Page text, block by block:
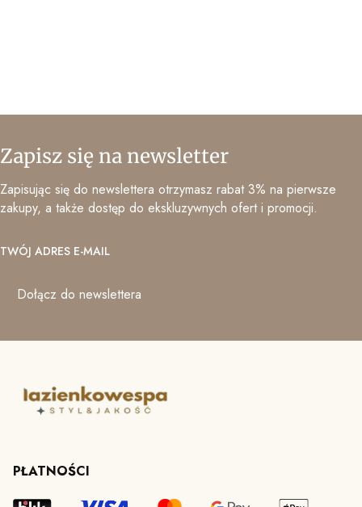
Zapisz się na newsletter
Zapisując się do newslettera otrzymasz rabat 3% na pierwsze
zakupy, a także dostęp do ekskluzywnych ofert i promocji.
TWÓJ ADRES E-MAIL
Dołącz do newslettera
PŁATNOŚCI